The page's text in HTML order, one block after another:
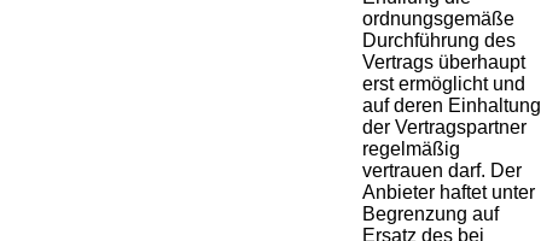
ordnungsgemäße
Durchführung des
Vertrags überhaupt
erst ermöglicht und
auf deren Einhaltung
der Vertragspartner
regelmäßig
vertrauen darf. Der
Anbieter haftet unter
Begrenzung auf
Ersatz des bei